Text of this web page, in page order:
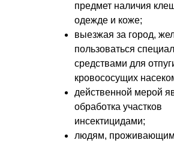
предмет наличия
одежде и коже;
выезжая за город,
пользоваться
средствами для
кровососущих
действенной мерой
обработка участков
инсектицидами;
людям,